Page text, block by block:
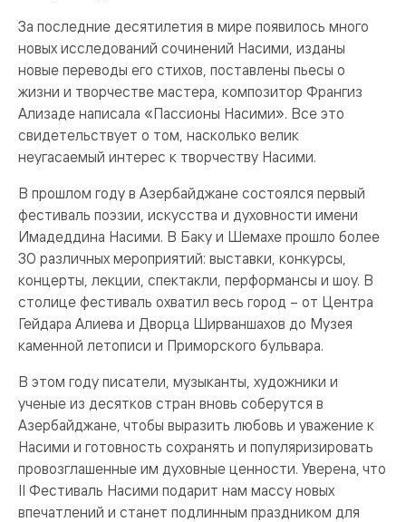
За последние десятилетия в мире появилось много
новых исследований сочинений Насими, изданы
новые переводы его стихов, поставлены пьесы о
жизни и творчестве мастера, композитор Франгиз
Ализаде написала «Пассионы Насими». Все это
свидетельствует о том, насколько велик
неугасаемый интерес к творчеству Насими.
В прошлом году в Азербайджане состоялся первый
фестиваль поэзии, искусства и духовности имени
Имадеддина Насими. В Баку и Шемахе прошло более
30 различных мероприятий: выставки, конкурсы,
концерты, лекции, спектакли, перформансы и шоу. В
столице фестиваль охватил весь город – от Центра
Гейдара Алиева и Дворца Ширваншахов до Музея
каменной летописи и Приморского бульвара.
В этом году писатели, музыканты, художники и
ученые из десятков стран вновь соберутся в
Азербайджане, чтобы выразить любовь и уважение к
Насими и готовность сохранять и популяризировать
провозглашенные им духовные ценности. Уверена, что
II Фестиваль Насими подарит нам массу новых
впечатлений и станет подлинным праздником для